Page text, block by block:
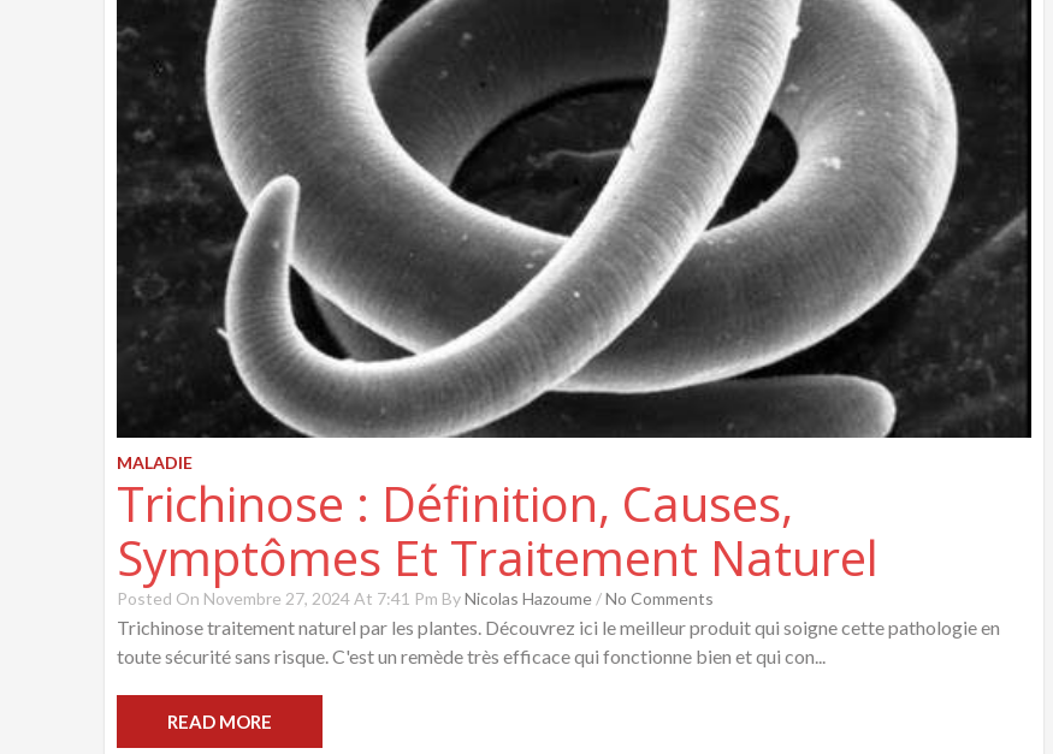
MALADIE
Trichinose : Définition, Causes,
Symptômes Et Traitement Naturel
Posted On Novembre 27, 2024 At 7:41 Pm ByNicolas Hazoume/No Comments
Trichinose traitement naturel par les plantes. Découvrez ici le meilleur produit qui soigne cette pathologie en
toute sécurité sans risque. C'est un remède très efficace qui fonctionne bien et qui con...
READ MORE